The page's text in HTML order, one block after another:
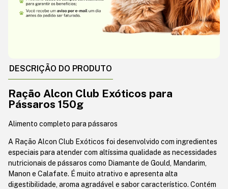
DESCRIÇÃO DO PRODUTO
Ração Alcon Club Exóticos para
Pássaros 150g
Alimento completo para pássaros
A Ração Alcon Club Exóticos foi desenvolvido com ingredientes
especiais para atender com altíssima qualidade as necessidades
nutricionais de pássaros como Diamante de Gould, Mandarim,
Manon e Calafate. É muito atrativo e apresenta alta
digestibilidade, aroma agradável e sabor característico. Contém